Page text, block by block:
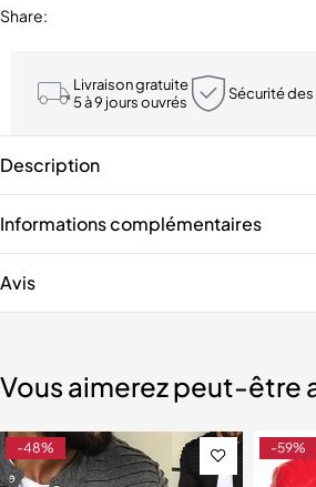
Share:
Livraison gratuite
5 à 9 jours ouvrés
Sécurité des
Description
Informations complémentaires
Avis
Vous aimerez peut-être
-48% -59%